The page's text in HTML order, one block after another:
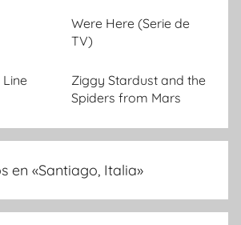
Were Here (Serie de
TV)
Ziggy Stardust and the
Spiders from Mars
en «Santiago, Italia»